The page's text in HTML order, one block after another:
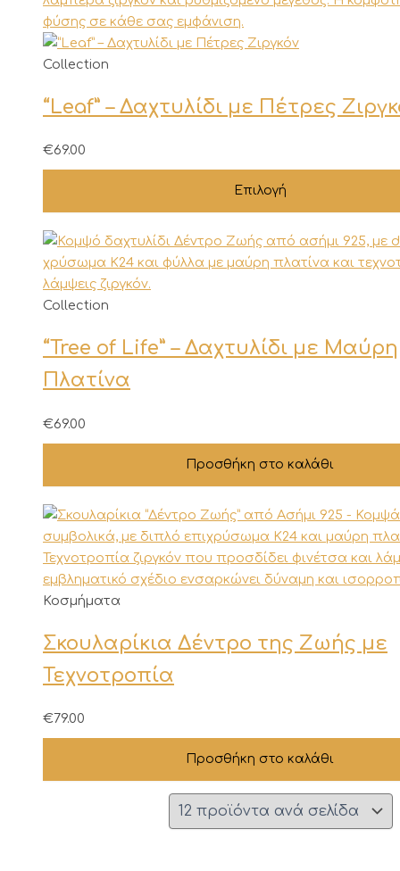
Collection
“Leaf” – Δαχτυλίδι με Πέτρες
€69.00
Επιλογή
Αυτό
προϊόν
πολλαπλές
παραλλαγές.
επιλογές
μπορούν
επιλεγούν
στη
του
Collection
“Tree of Life” – Δαχτυλίδι με Μαύρη
Πλατίνα
€69.00
Προσθήκη στο καλάθι
Κοσμήματα
Σκουλαρίκια Δέντρο της Ζωής με
Τεχνοτροπία
€79.00
Προσθήκη στο καλάθι